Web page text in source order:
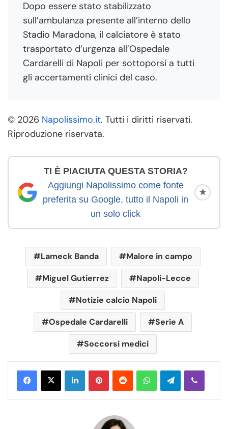
Dopo essere stato stabilizzato
sull’ambulanza presente all’interno dello
Stadio Maradona, il calciatore è stato
trasportato d’urgenza all’Ospedale
Cardarelli di Napoli per sottoporsi a tutti
gli accertamenti clinici del caso.
© 2026 Napolissimo.it. Tutti i diritti riservati.
Riproduzione riservata.
TI È PIACIUTA QUESTA STORIA?
Aggiungi Napolissimo come fonte
preferita su Google, tutto il Napoli in
un solo click
★
Lameck Banda Malore in campo
Miguel Gutierrez Napoli-Lecce
Notizie calcio Napoli
Ospedale Cardarelli Serie A
Soccorsi medici
WhatsApp Telegram